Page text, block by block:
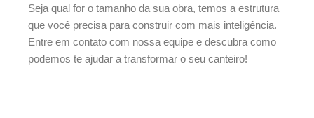
Seja qual for o tamanho da sua obra, temos a estrutura
que você precisa para construir com mais inteligência.
Entre em contato com nossa equipe e descubra como
podemos te ajudar a transformar o seu canteiro!